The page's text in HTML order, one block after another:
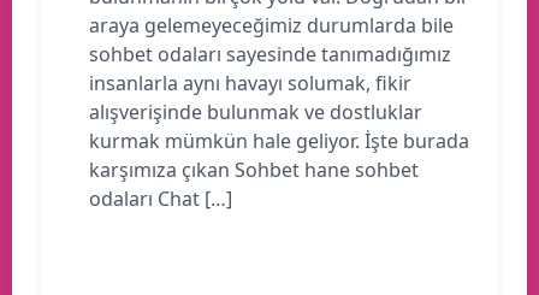
araya gelemeyeceğimiz durumlarda bile
sohbet odaları sayesinde tanımadığımız
insanlarla aynı havayı solumak, fikir
alışverişinde bulunmak ve dostluklar
kurmak mümkün hale geliyor. İşte burada
karşımıza çıkan Sohbet hane sohbet
odaları Chat […]